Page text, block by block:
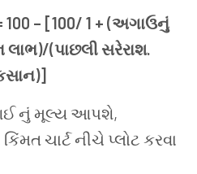
100 – [100/ 1 + (અગાઉનું
લાભ)/(પાછલી સરેરાશ.
)]
નું મૂલ્ય આપશે,
ચાર્ટ નીચે પ્લોટ કરવા